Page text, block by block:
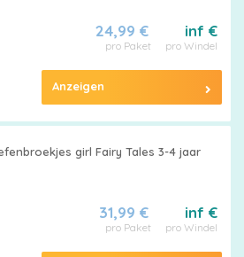
inf €
pro Windel
24,99 €
pro Paket
Anzeigen
girl Fairy Tales 3-4 jaar
inf €
pro Windel
31,99 €
pro Paket